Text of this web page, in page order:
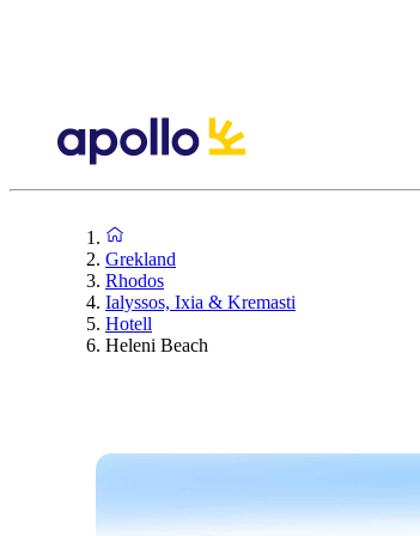
Grekland
Rhodos
Ialyssos, Ixia & Kremasti
Hotell
Heleni Beach